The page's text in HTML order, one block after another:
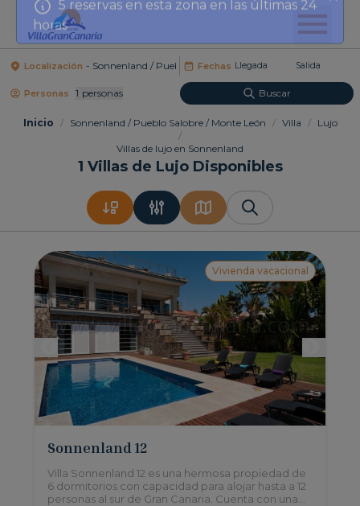
Localización Fechas
Personas 1 Personas Buscar
Inicio / Sonnenland / Pueblo Salobre / Monte León / Villa /
Lujo
/
Villas de lujo en Sonnenland
1 Villas de Lujo Disponibles
Vivienda vacacional
Sonnenland 12
Villa Sonnenland 12 es una hermosa propiedad de
6 dormitorios con capacidad para alojar hasta a 12
personas al sur de Gran Canaria. Cuenta con una